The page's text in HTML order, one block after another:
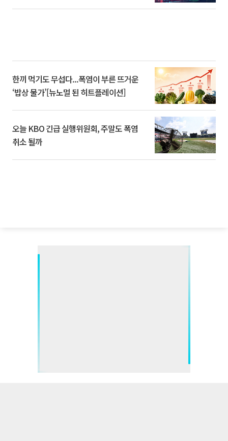
한끼 먹기도 무섭다...폭염이 부른 뜨거운
‘밥상 물가’[뉴노멀 된 히트플레이션]
오늘 KBO 긴급 실행위원회, 주말도 폭염
취소 될까